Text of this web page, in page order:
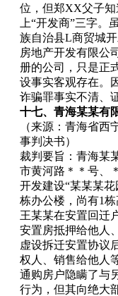
位，但郑XX父子
上“开发商”三字。
族自治县L商贸城
房地产开发有限公
册的公司，只是正
设事实客观存在。
诈骗罪事实不清、
十七、青海某某有
（来源：青海省西
事判决书）
裁判要旨：青海某
市黄河路＊＊号、
开发建设“某某某
栋办公楼，尚有1
王某某在安置回迁
安置房抵押给他人
虚设拆迁安置协议
权人、销售给他人
通购房户隐瞒了与
行为，但其向绝大